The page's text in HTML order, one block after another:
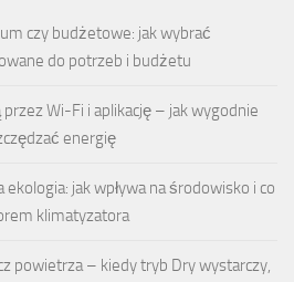
czy budżetowe: jak wybrać
do potrzeb i budżetu
Wi-Fi i aplikację – jak wygodnie
energię
ekologia: jak wpływa na środowisko i co
klimatyzatora
powietrza – kiedy tryb Dry wystarczy,